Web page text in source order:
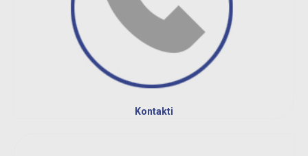
Kontakti